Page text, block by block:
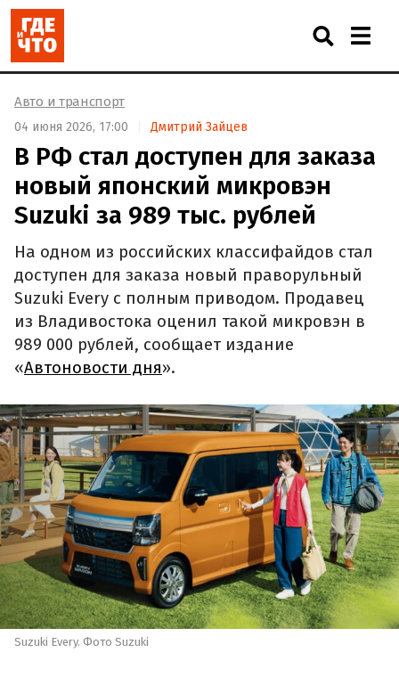
Авто и транспорт
04 июня 2026, 17:00 Дмитрий Зайцев
В РФ стал доступен для заказа
новый японский микровэн
Suzuki за 989 тыс. рублей
На одном из российских классифайдов стал
доступен для заказа новый праворульный
Suzuki Every с полным приводом. Продавец
из Владивостока оценил такой микровэн в
989 000 рублей, сообщает издание
«Автоновости дня».
Suzuki Every. Фото Suzuki